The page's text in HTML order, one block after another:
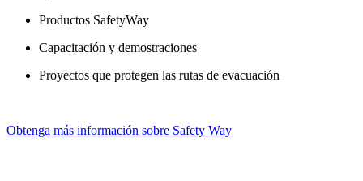
Productos SafetyWay
Capacitación y demostraciones
Proyectos que protegen las rutas de evacuación
Obtenga más información sobre Safety Way